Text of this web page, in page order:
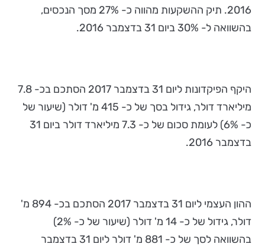
2016. תיק ההשקעות מהווה כ- 27% מסך הנכסים,
בהשוואה ל- 30% ביום 31 בדצמבר 2016.
היקף הפיקדונות ליום 31 בדצמבר 2017 הסתכם בכ- 7.8
מיליארד דולר, גידול בסך של כ- 415 מ' דולר (שיעור של
כ- 6%) לעומת סכום של כ- 7.3 מיליארד דולר ביום 31
בדצמבר 2016.
ההון העצמי ליום 31 בדצמבר 2017 הסתכם בכ- 894 מ'
דולר, גידול של כ- 14 מ' דולר (שיעור של כ- 2%)
בהשוואה לסך של כ- 881 מ' דולר ליום 31 בדצמבר